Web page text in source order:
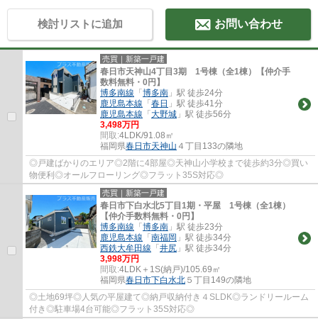
検討リストに追加 お問い合わせ
売買｜新築一戸建
春日市天神山4丁目3期 1号棟（全1棟）【仲介手
数料無料・0円】
博多南線 「 博多南 」駅 徒歩24分
鹿児島本線 「 春日 」駅 徒歩41分
鹿児島本線 「 大野城 」駅 徒歩56分
3,498万円
間取:4LDK/91.08㎡
福岡県春日市天神山 ４丁目133の隣地
◎戸建ばかりのエリア◎2階に4部屋◎天神山小学校まで徒歩約3分◎買い
物便利◎オールフローリング◎フラット35S対応◎
売買｜新築一戸建
春日市下白水北5丁目1期・平屋 1号棟（全1棟）
【仲介手数料無料・0円】
博多南線 「 博多南 」駅 徒歩23分
鹿児島本線 「 南福岡 」駅 徒歩34分
西鉄大牟田線 「 井尻 」駅 徒歩34分
3,998万円
間取:4LDK＋1S(納戸)/105.69㎡
福岡県春日市下白水北 ５丁目149の隣地
◎土地69坪◎人気の平屋建て◎納戸収納付き４SLDK◎ランドリールーム
付き◎駐車場4台可能◎フラット35S対応◎